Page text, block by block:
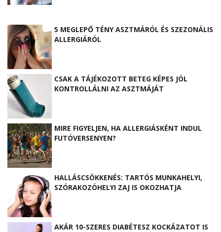
5 MEGLEPŐ TÉNY ASZTMÁRÓL ÉS SZEZONÁLIS
ALLERGIÁRÓL
CSAK A TÁJÉKOZOTT BETEG KÉPES JÓL
KONTROLLÁLNI AZ ASZTMÁJÁT
MIRE FIGYELJEN, HA ALLERGIÁSKÉNT INDUL
FUTÓVERSENYEN?
HALLÁSCSÖKKENÉS: TARTÓS MUNKAHELYI,
SZÓRAKOZÓHELYI ZAJ IS OKOZHATJA
AKÁR 10-SZERES DIABÉTESZ KOCKÁZATOT IS